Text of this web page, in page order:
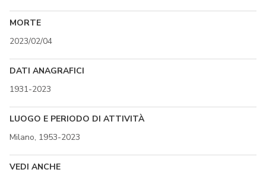
MORTE
2023/02/04
DATI ANAGRAFICI
1931-2023
LUOGO E PERIODO DI ATTIVITÀ
Milano, 1953-2023
VEDI ANCHE